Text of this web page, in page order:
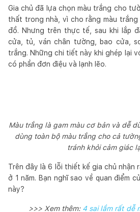
Gia chủ đã lựa chọn màu trắng cho
thất trong nhà, vì cho rằng màu trắng
đồ. Nhưng trên thực tế, sau khi lắp
cửa, tủ, ván chân tường, bao cửa,
trắng. Những chi tiết này khi ghép lại
có phần đơn điệu và lạnh lẽo.
Màu trắng là gam màu cơ bản và dễ
dùng toàn bộ màu trắng cho cả
tránh khỏi cảm giác
Trên đây là 6 lỗi thiết kế gia chủ nhận
ở 1 năm. Bạn nghĩ sao về quan điểm
này?
>>> Xem thêm: 4 sai lầm rất dễ